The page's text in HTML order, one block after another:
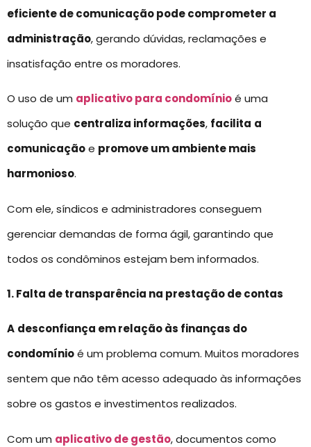
eficiente de comunicação pode comprometer a
administração, gerando dúvidas, reclamações e
insatisfação entre os moradores.
O uso de um aplicativo para condomínioé uma
solução que centraliza informações, facilita a
comunicaçãoe promove um ambiente mais
harmonioso.
Com ele, síndicos e administradores conseguem
gerenciar demandas de forma ágil, garantindo que
todos os condôminos estejam bem informados.
1. Falta de transparência na prestação de contas
A desconfiança em relação às finanças do
condomínioé um problema comum. Muitos moradores
sentem que não têm acesso adequado às informações
sobre os gastos e investimentos realizados.
Com um aplicativo de gestão, documentos como